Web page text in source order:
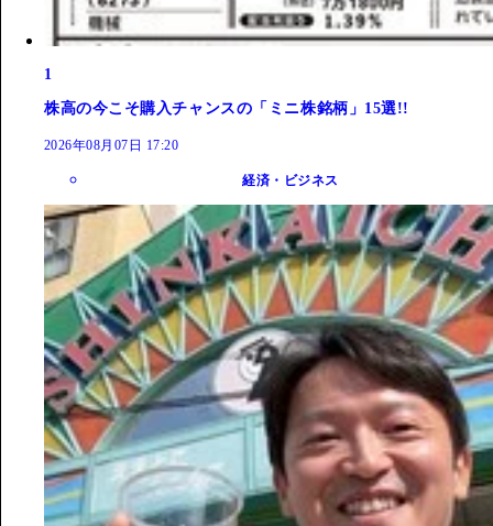
1
株高の今こそ購入チャンスの「ミニ株銘柄」15選!!
2026年08月07日 17:20
経済・ビジネス